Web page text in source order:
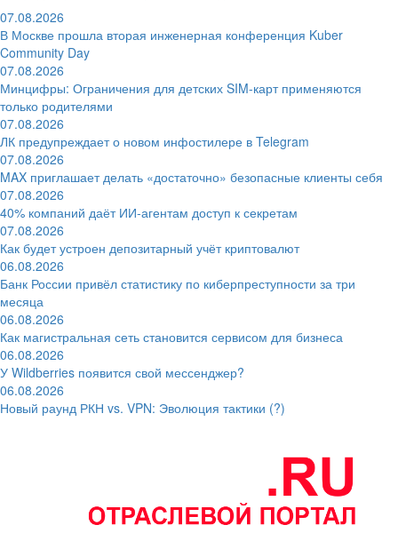
07.08.2026
В Москве прошла вторая инженерная конференция Kuber
Community Day
07.08.2026
Минцифры: Ограничения для детских SIM-карт применяются
только родителями
07.08.2026
ЛК предупреждает о новом инфостилере в Telegram
07.08.2026
MAX приглашает делать «достаточно» безопасные клиенты себя
07.08.2026
40% компаний даёт ИИ‑агентам доступ к секретам
07.08.2026
Как будет устроен депозитарный учёт криптовалют
06.08.2026
Банк России привёл статистику по киберпреступности за три
месяца
06.08.2026
Как магистральная сеть становится сервисом для бизнеса
06.08.2026
У Wildberries появится свой мессенджер?
06.08.2026
Новый раунд РКН vs. VPN: Эволюция тактики (?)